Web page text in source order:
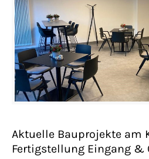
Aktuelle Bauprojekte am
Fertigstellung Eingang &